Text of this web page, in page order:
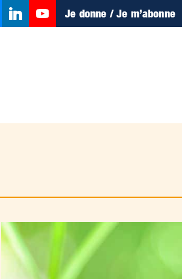
Je donne / Je m’abonne